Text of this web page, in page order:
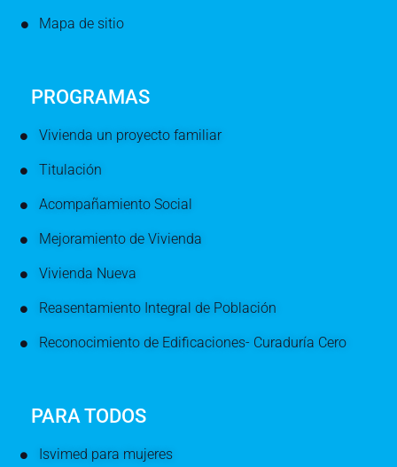
Mapa de sitio
PROGRAMAS
Vivienda un proyecto familiar
Titulación
Acompañamiento Social
Mejoramiento de Vivienda
Vivienda Nueva
Reasentamiento Integral de Población
Reconocimiento de Edificaciones- Curaduría Cero
PARA TODOS
Isvimed para mujeres